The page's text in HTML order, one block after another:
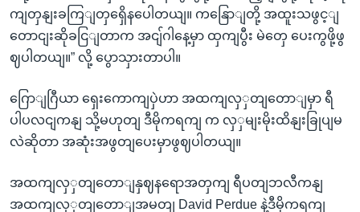
ကျတှနျးခကြျတှရှေိနပေါတယျ။ ကနြောျတို့ အထူးသဖွင့ျ
တောငျးဆိုခငြျတာက အငျ်ဂါနေ့မှာ ထှကျပွီး မဲတှေ ပေးကွဖို့ဖွ
ဈပါတယျ။” လို့ ပွောသှားတာပါ။
ဂြောျဂြီယာ ရှေးကောကျပှဲဟာ အထကျလှှတျတောျမှာ ရီ
ပါပလငျကနျ သို့မဟုတျ ဒီမိုကရကျ က လှှမျးမိုးထိနျးခြုပျမ
လဲဆိုတာ အဆုံးအဖွတျပေးမှာဖွဈပါတယျ။
အထကျလှှတျတောျနှဈနရောအတှကျ ရီပတျဘလီကနျ
အထကျလှှတျတောျအမတျ David Perdue နဲ့ဒီမိုကရကျ